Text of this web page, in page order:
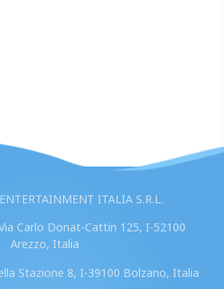
ITALIA S.R.L.
Carlo Donat-Cattin 125, I-52100
Arezzo, Italia
Stazione 8, I-39100 Bolzano, Italia